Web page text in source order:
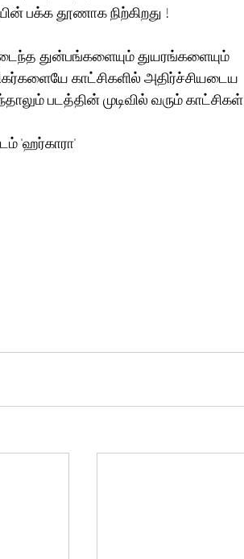
பக்க தூணாக நிற்கிறது !
துன்பங்களையும் துயரங்களையும்
காட்சிகளில் அதிர்ச்சியடைய
படத்தின் முடிவில் வரும் காட்சிகள்
'ஹர்காரா'